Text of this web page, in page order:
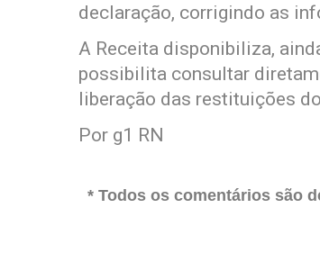
declaração, corrigindo as
A Receita disponibiliza,
possibilita consultar
liberação das restituições
Por g1 RN
* Todos os comentários são